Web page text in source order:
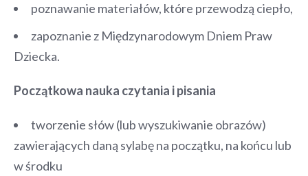
poznawanie materiałów, które przewodzą ciepło,
zapoznanie z Międzynarodowym Dniem Praw
Dziecka.
Początkowa nauka czytania i pisania
tworzenie słów (lub wyszukiwanie obrazów)
zawierających daną sylabę na początku, na końcu lub
w środku